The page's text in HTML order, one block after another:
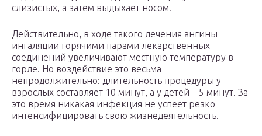
слизистых, а затем выдыхает носом.
Действительно, в ходе такого лечения ангины
ингаляции горячими парами лекарственных
соединений увеличивают местную температуру в
горле. Но воздействие это весьма
непродолжительно: длительность процедуры у
взрослых составляет 10 минут, а у детей – 5 минут. За
это время никакая инфекция не успеет резко
интенсифицировать свою жизнедеятельность.